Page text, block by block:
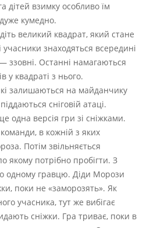
дітей взимку особливо їм
кумедно.
великий квадрат, який стане
знаходяться всередині
ззовні. Останні намагаються
у квадраті з нього.
залишаються на майданчику
сніговій атаці.
одна версія гри зі сніжками.
в кожній з яких
Потім звільняється
якому потрібно пробігти. З
одному гравцю. Діди Морози
поки не «заморозять». Як
учасника, тут же вибігає
сніжки. Гра триває, поки в